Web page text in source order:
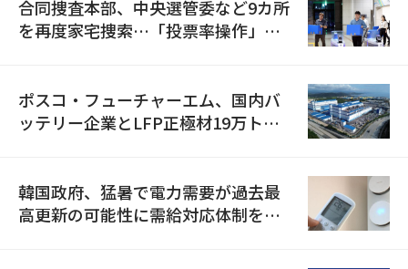
合同捜査本部、中央選管委など9カ所
を再度家宅捜索…「投票率操作」の
ポスコ・フューチャーエム、国内バ
ッテリー企業とLFP正極材19万トン
韓国政府、猛暑で電力需要が過去最
高更新の可能性に需給対応体制を点